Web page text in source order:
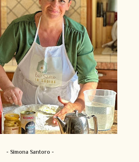
- Simona Santoro -